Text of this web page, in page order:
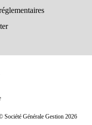
Société Générale Gestion 2026